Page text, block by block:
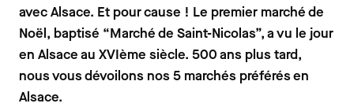
avec Alsace. Et pour cause ! Le premier marché de
Noël, baptisé “Marché de Saint-Nicolas”, a vu le jour
en Alsace au XVIème siècle. 500 ans plus tard,
nous vous dévoilons nos 5 marchés préférés en
Alsace.